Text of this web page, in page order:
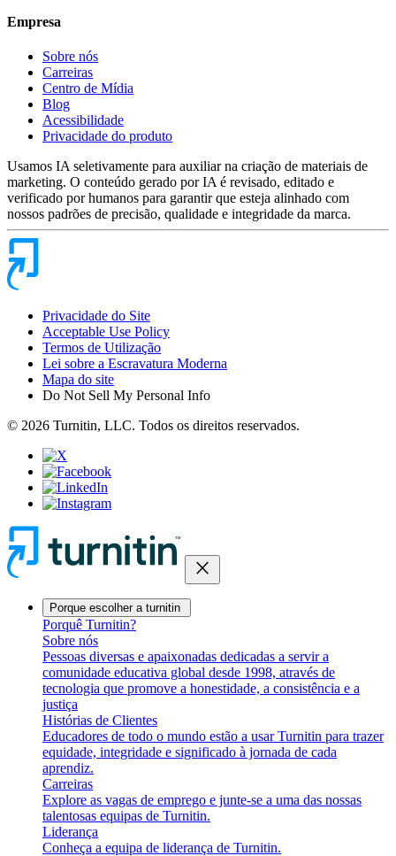
Empresa
Sobre nós
Carreiras
Centro de Mídia
Blog
Acessibilidade
Privacidade do produto
Usamos IA seletivamente para auxiliar na criação de materiais de
marketing. O conteúdo gerado por IA é revisado, editado e
verificado por humanos para garantir que esteja alinhado com
nossos padrões de precisão, qualidade e integridade da marca.
Privacidade do Site
Acceptable Use Policy
Termos de Utilização
Lei sobre a Escravatura Moderna
Mapa do site
Do Not Sell My Personal Info
© 2026 Turnitin, LLC. Todos os direitos reservados.
close
Porque escolher a turnitin
Porquê Turnitin?
Sobre nós
Pessoas diversas e apaixonadas dedicadas a servir a
comunidade educativa global desde 1998, através de
tecnologia que promove a honestidade, a consistência e a
justiça
Histórias de Clientes
Educadores de todo o mundo estão a usar Turnitin para trazer
equidade, integridade e significado à jornada de cada
aprendiz.
Carreiras
Explore as vagas de emprego e junte-se a uma das nossas
talentosas equipas de Turnitin.
Liderança
Conheça a equipa de liderança de Turnitin.